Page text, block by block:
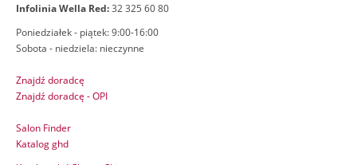
Infolinia Wella Red:32 325 60 80
Poniedziałek - piątek: 9:00-16:00
Sobota - niedziela: nieczynne
Znajdź doradcę
Znajdź doradcę - OPI
Salon Finder
Katalog ghd